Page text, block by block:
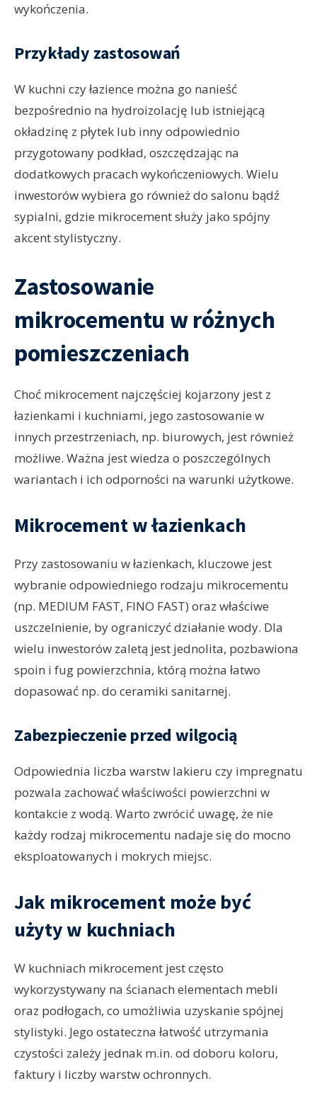
wykończenia.
Przykłady zastosowań
W kuchni czy łazience można go nanieść
bezpośrednio na hydroizolację lub istniejącą
okładzinę z płytek lub inny odpowiednio
przygotowany podkład, oszczędzając na
dodatkowych pracach wykończeniowych. Wielu
inwestorów wybiera go również do salonu bądź
sypialni, gdzie mikrocement służy jako spójny
akcent stylistyczny.
Zastosowanie
mikrocementu w różnych
pomieszczeniach
Choć mikrocement najczęściej kojarzony jest z
łazienkami i kuchniami, jego zastosowanie w
innych przestrzeniach, np. biurowych, jest również
możliwe. Ważna jest wiedza o poszczególnych
wariantach i ich odporności na warunki użytkowe.
Mikrocement w łazienkach
Przy zastosowaniu w łazienkach, kluczowe jest
wybranie odpowiedniego rodzaju mikrocementu
(np. MEDIUM FAST, FINO FAST) oraz właściwe
uszczelnienie, by ograniczyć działanie wody. Dla
wielu inwestorów zaletą jest jednolita, pozbawiona
spoin i fug powierzchnia, którą można łatwo
dopasować np. do ceramiki sanitarnej.
Zabezpieczenie przed wilgocią
Odpowiednia liczba warstw lakieru czy impregnatu
pozwala zachować właściwości powierzchni w
kontakcie z wodą. Warto zwrócić uwagę, że nie
każdy rodzaj mikrocementu nadaje się do mocno
eksploatowanych i mokrych miejsc.
Jak mikrocement może być
użyty w kuchniach
W kuchniach mikrocement jest często
wykorzystywany na ścianach elementach mebli
oraz podłogach, co umożliwia uzyskanie spójnej
stylistyki. Jego ostateczna łatwość utrzymania
czystości zależy jednak m.in. od doboru koloru,
faktury i liczby warstw ochronnych.